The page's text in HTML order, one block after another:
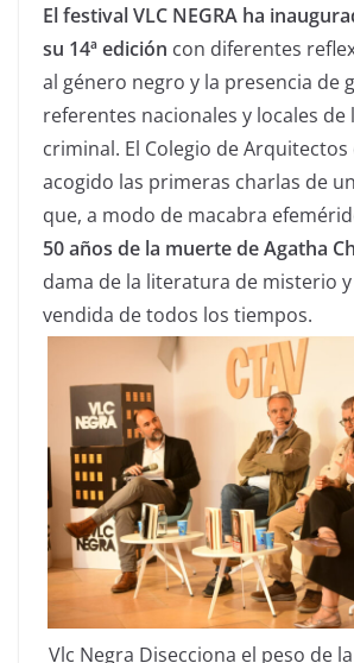
El festival VLC NEGRA ha
su 14ª edición con diferentes
al género negro y la presencia de
referentes nacionales y locales de
criminal. El Colegio de Arquitectos
acogido las primeras charlas de
que, a modo de macabra
50 años de la muerte de Agatha
dama de la literatura de misterio
vendida de todos los tiempos.
Vlc Negra Disecciona el peso de